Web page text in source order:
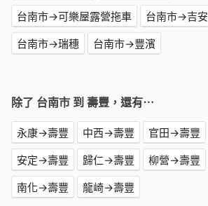
台南市→可樂屋露營拖車
台南市→吉安
台南市→瑞穗
台南市→豐濱
除了 台南市 到 壽豐，還有⋯
永康→壽豐 中西→壽豐 官田→壽豐
安定→壽豐
歸仁→壽豐 柳營→壽豐
南化→壽豐
龍崎→壽豐